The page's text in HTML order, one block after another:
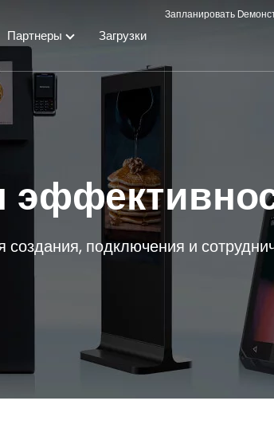
Партнеры Загрузки
Запланировать
подключения и